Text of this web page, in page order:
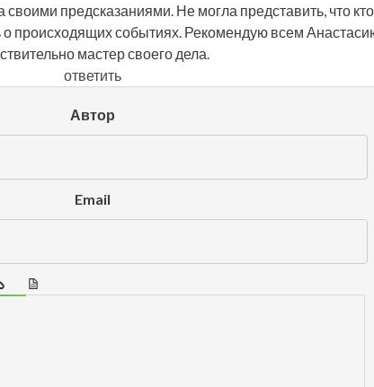
своими предсказаниями. Не могла представить, что
о происходящих событиях. Рекомендую всем
мастер своего дела.
ответить
Автор
Email